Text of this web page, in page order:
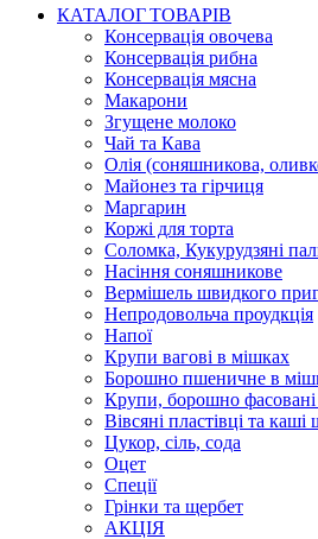
КАТАЛОГ ТОВАРІВ
Консервація овочева
Консервація рибна
Консервація мясна
Макарони
Згущене молоко
Чай та Кава
Олія (соняшникова,
Майонез та гірчиця
Маргарин
Коржі для торта
Соломка, Кукурудзяні
Насіння соняшникове
Вермішель швидкого
Непродовольча проудкція
Напої
Крупи вагові в мішках
Борошно пшеничне в
Крупи, борошно фасовані
Вівсяні пластівці та
Цукор, сіль, сода
Оцет
Спеції
Грінки та щербет
АКЦІЯ